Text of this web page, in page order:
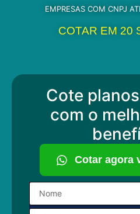
EMPRESAS COM CNPJ
COTAR EM 20
Cote
com o
Cotar agora